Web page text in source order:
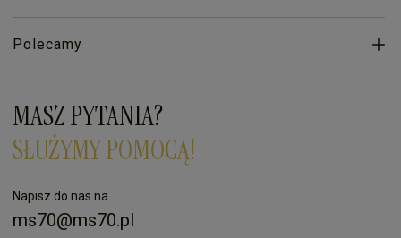
Polecamy
MASZ PYTANIA?
SŁUŻYMY POMOCĄ!
Napisz do nas na
ms70@ms70.pl